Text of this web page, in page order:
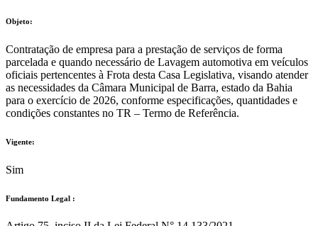
Objeto:
Contratação de empresa para a prestação de serviços de forma
parcelada e quando necessário de Lavagem automotiva em veículos
oficiais pertencentes à Frota desta Casa Legislativa, visando atender
as necessidades da Câmara Municipal de Barra, estado da Bahia
para o exercício de 2026, conforme especificações, quantidades e
condições constantes no TR – Termo de Referência.
Vigente:
Sim
Fundamento Legal :​